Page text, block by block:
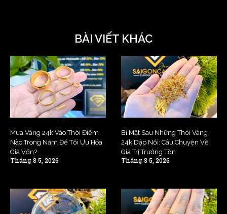
BÀI VIẾT KHÁC
Mua Vàng 24k Vào Thời Điểm
Nào Trong Năm Để Tối Ưu Hóa
Giá Vốn?
Tháng 8 5, 2026
Bí Mật Sau Những Thỏi Vàng
24k Dập Nổi: Câu Chuyện Về
Giá Trị Trường Tồn
Tháng 8 5, 2026